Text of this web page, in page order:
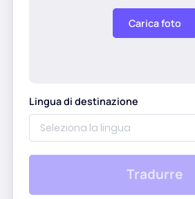
Colora la foto
Compressore di immagini gratuito
Carica foto
Lingua di destinazione
Tradurre